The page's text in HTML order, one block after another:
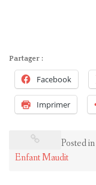
Partager :
Facebook
Imprimer
Posted in
Enfant Maudit